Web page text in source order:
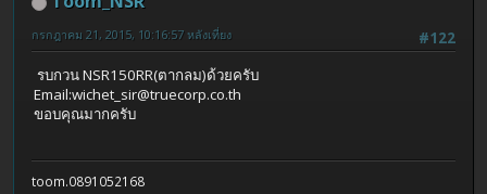
#122
กรกฎาคม 21, 2015, 10:16:57 หลังเที่ยง
รบกวน NSR150RR(ตากลม)ด้วยครับ
Email:wichet_sir@truecorp.co.th
ขอบคุณมากครับ
toom.0891052168